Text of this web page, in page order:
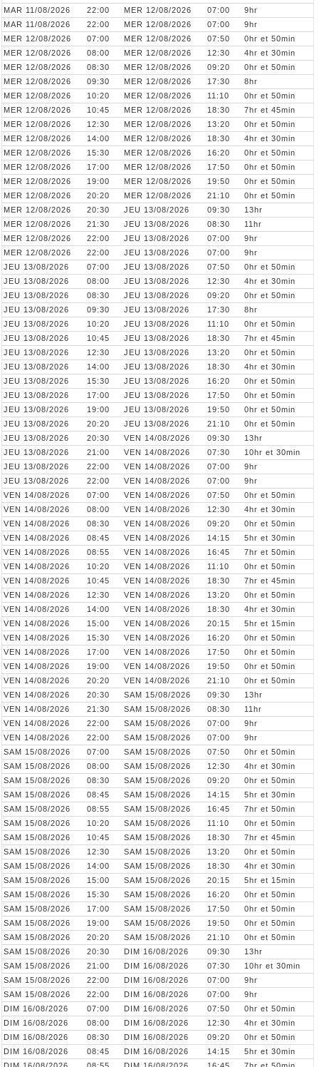
MAR 11/08/2026
22:00 MER 12/08/2026 07:00
9hr
MAR 11/08/2026
22:00 MER 12/08/2026 07:00
9hr
MER 12/08/2026
07:00 MER 12/08/2026 07:50
0hr et 50min
MER 12/08/2026
08:00 MER 12/08/2026 12:30
4hr et 30min
MER 12/08/2026
08:30 MER 12/08/2026 09:20
0hr et 50min
MER 12/08/2026
09:30 MER 12/08/2026 17:30
8hr
MER 12/08/2026
10:20 MER 12/08/2026 11:10
0hr et 50min
MER 12/08/2026
10:45 MER 12/08/2026 18:30
7hr et 45min
MER 12/08/2026
12:30 MER 12/08/2026 13:20
0hr et 50min
MER 12/08/2026
14:00 MER 12/08/2026 18:30
4hr et 30min
MER 12/08/2026
15:30 MER 12/08/2026 16:20
0hr et 50min
MER 12/08/2026
17:00 MER 12/08/2026 17:50
0hr et 50min
MER 12/08/2026
19:00 MER 12/08/2026 19:50
0hr et 50min
MER 12/08/2026
20:20 MER 12/08/2026 21:10
0hr et 50min
MER 12/08/2026
20:30 JEU 13/08/2026 09:30
13hr
MER 12/08/2026
21:30 JEU 13/08/2026 08:30
11hr
MER 12/08/2026
22:00 JEU 13/08/2026 07:00
9hr
MER 12/08/2026
22:00 JEU 13/08/2026 07:00
9hr
JEU 13/08/2026
07:00 JEU 13/08/2026 07:50
0hr et 50min
JEU 13/08/2026
08:00 JEU 13/08/2026 12:30
4hr et 30min
JEU 13/08/2026
08:30 JEU 13/08/2026 09:20
0hr et 50min
JEU 13/08/2026
09:30 JEU 13/08/2026 17:30
8hr
JEU 13/08/2026
10:20 JEU 13/08/2026 11:10
0hr et 50min
JEU 13/08/2026
10:45 JEU 13/08/2026 18:30
7hr et 45min
JEU 13/08/2026
12:30 JEU 13/08/2026 13:20
0hr et 50min
JEU 13/08/2026
14:00 JEU 13/08/2026 18:30
4hr et 30min
JEU 13/08/2026
15:30 JEU 13/08/2026 16:20
0hr et 50min
JEU 13/08/2026
17:00 JEU 13/08/2026 17:50
0hr et 50min
JEU 13/08/2026
19:00 JEU 13/08/2026 19:50
0hr et 50min
JEU 13/08/2026
20:20 JEU 13/08/2026 21:10
0hr et 50min
JEU 13/08/2026
20:30 VEN 14/08/2026 09:30
13hr
JEU 13/08/2026
21:00 VEN 14/08/2026 07:30
10hr et 30min
JEU 13/08/2026
22:00 VEN 14/08/2026 07:00
9hr
JEU 13/08/2026
22:00 VEN 14/08/2026 07:00
9hr
VEN 14/08/2026
07:00 VEN 14/08/2026 07:50
0hr et 50min
VEN 14/08/2026
08:00 VEN 14/08/2026 12:30
4hr et 30min
VEN 14/08/2026
08:30 VEN 14/08/2026 09:20
0hr et 50min
VEN 14/08/2026
08:45 VEN 14/08/2026 14:15
5hr et 30min
VEN 14/08/2026
08:55 VEN 14/08/2026 16:45
7hr et 50min
VEN 14/08/2026
10:20 VEN 14/08/2026 11:10
0hr et 50min
VEN 14/08/2026
10:45 VEN 14/08/2026 18:30
7hr et 45min
VEN 14/08/2026
12:30 VEN 14/08/2026 13:20
0hr et 50min
VEN 14/08/2026
14:00 VEN 14/08/2026 18:30
4hr et 30min
VEN 14/08/2026
15:00 VEN 14/08/2026 20:15
5hr et 15min
VEN 14/08/2026
15:30 VEN 14/08/2026 16:20
0hr et 50min
VEN 14/08/2026
17:00 VEN 14/08/2026 17:50
0hr et 50min
VEN 14/08/2026
19:00 VEN 14/08/2026 19:50
0hr et 50min
VEN 14/08/2026
20:20 VEN 14/08/2026 21:10
0hr et 50min
VEN 14/08/2026
20:30 SAM 15/08/2026 09:30
13hr
VEN 14/08/2026
21:30 SAM 15/08/2026 08:30
11hr
VEN 14/08/2026
22:00 SAM 15/08/2026 07:00
9hr
VEN 14/08/2026
22:00 SAM 15/08/2026 07:00
9hr
SAM 15/08/2026
07:00 SAM 15/08/2026 07:50
0hr et 50min
SAM 15/08/2026
08:00 SAM 15/08/2026 12:30
4hr et 30min
SAM 15/08/2026
08:30 SAM 15/08/2026 09:20
0hr et 50min
SAM 15/08/2026
08:45 SAM 15/08/2026 14:15
5hr et 30min
SAM 15/08/2026
08:55 SAM 15/08/2026 16:45
7hr et 50min
SAM 15/08/2026
10:20 SAM 15/08/2026 11:10
0hr et 50min
SAM 15/08/2026
10:45 SAM 15/08/2026 18:30
7hr et 45min
SAM 15/08/2026
12:30 SAM 15/08/2026 13:20
0hr et 50min
SAM 15/08/2026
14:00 SAM 15/08/2026 18:30
4hr et 30min
SAM 15/08/2026
15:00 SAM 15/08/2026 20:15
5hr et 15min
SAM 15/08/2026
15:30 SAM 15/08/2026 16:20
0hr et 50min
SAM 15/08/2026
17:00 SAM 15/08/2026 17:50
0hr et 50min
SAM 15/08/2026
19:00 SAM 15/08/2026 19:50
0hr et 50min
SAM 15/08/2026
20:20 SAM 15/08/2026 21:10
0hr et 50min
SAM 15/08/2026
20:30 DIM 16/08/2026 09:30
13hr
SAM 15/08/2026
21:00 DIM 16/08/2026 07:30
10hr et 30min
SAM 15/08/2026
22:00 DIM 16/08/2026 07:00
9hr
SAM 15/08/2026
22:00 DIM 16/08/2026 07:00
9hr
DIM 16/08/2026
07:00 DIM 16/08/2026 07:50
0hr et 50min
DIM 16/08/2026
08:00 DIM 16/08/2026 12:30
4hr et 30min
DIM 16/08/2026
08:30 DIM 16/08/2026 09:20
0hr et 50min
DIM 16/08/2026
08:45 DIM 16/08/2026 14:15
5hr et 30min